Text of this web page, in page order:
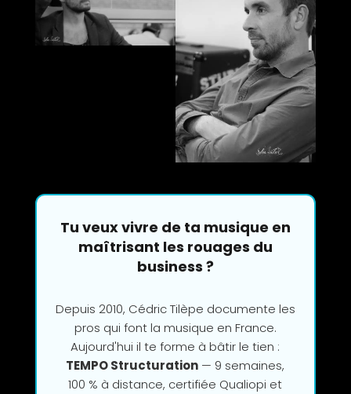
Tu veux vivre de ta musique en
maîtrisant les rouages du
business ?
Depuis 2010, Cédric Tilèpe documente les
pros qui font la musique en France.
Aujourd'hui il te forme à bâtir le tien :
TEMPO Structuration — 9 semaines,
100 % à distance, certifiée Qualiopi et